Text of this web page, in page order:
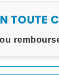
TOUTE